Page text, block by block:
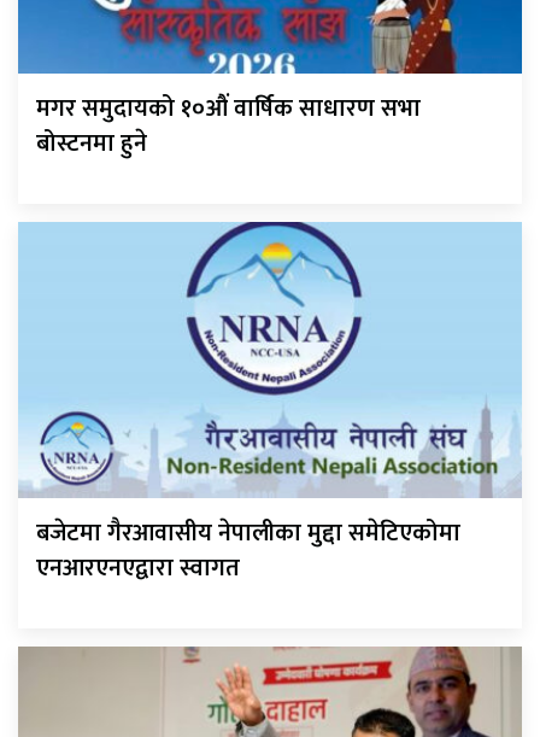
मगर समुदायको १०औं वार्षिक साधारण सभा
बोस्टनमा हुने
बजेटमा गैरआवासीय नेपालीका मुद्दा समेटिएकोमा
एनआरएनएद्वारा स्वागत